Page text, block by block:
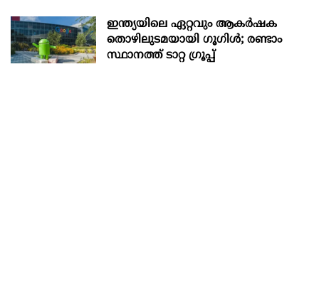
ഇന്ത്യയിലെ ഏറ്റവും ആകര്‍ഷക
തൊഴിലുടമയായി ഗൂഗിള്‍; രണ്ടാം
സ്ഥാനത്ത് ടാറ്റ ഗ്രൂപ്പ്